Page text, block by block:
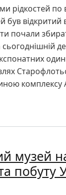
рідкостей по
був відкритий
почали
комплексу
музей
побуту